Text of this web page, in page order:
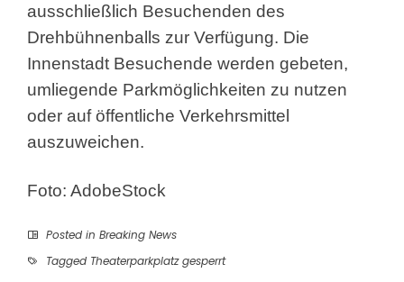
ausschließlich Besuchenden des
Drehbühnenballs zur Verfügung. Die
Innenstadt Besuchende werden gebeten,
umliegende Parkmöglichkeiten zu nutzen
oder auf öffentliche Verkehrsmittel
auszuweichen.
Foto: AdobeStock
Posted in Breaking News
Tagged Theaterparkplatz gesperrt